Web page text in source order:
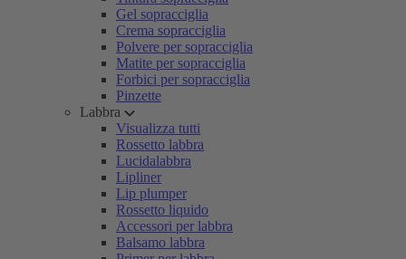
Gel sopracciglia
Crema sopracciglia
Polvere per sopracciglia
Matite per sopracciglia
Forbici per sopracciglia
Pinzette
Labbra
Visualizza tutti
Rossetto labbra
Lucidalabbra
Lipliner
Lip plumper
Rossetto liquido
Accessori per labbra
Balsamo labbra